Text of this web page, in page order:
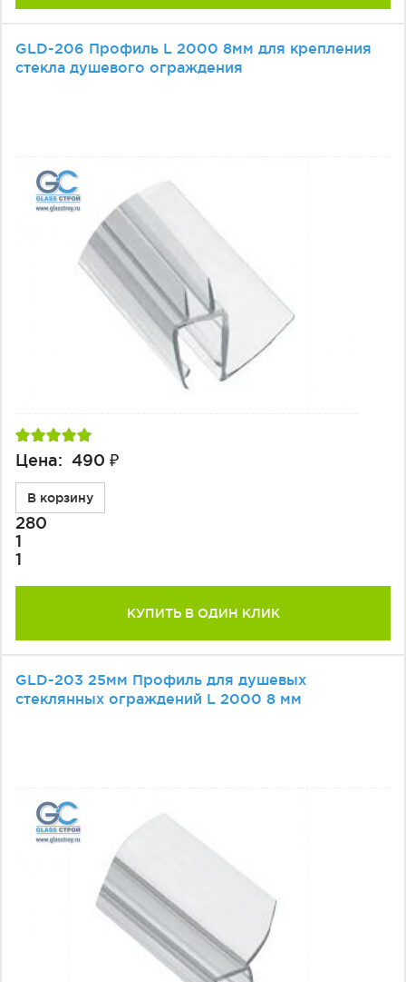
GLD-206 Профиль L 2000 8мм для крепления
стекла душевого ограждения
Цена: 490 ₽
В корзину
280
1
1
КУПИТЬ В ОДИН КЛИК
GLD-203 25мм Профиль для душевых
стеклянных ограждений L 2000 8 мм